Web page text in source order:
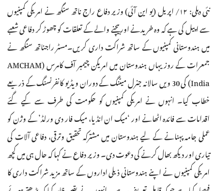
نئی دہلی: ۱۲/ اپریل (یو این آئی) وزیر دفاع راج ناتھ سنگھ نے امریکی کمپنیوں
سے اپیل کی ہے کہ وہ خریدنے اور بیچنے والے کے تعلقات کو چھوڑ کر دفاعی شعبے
میں ہندوستانی کمپنیوں کے ساتھ شراکت داری کریں۔مسٹر راجناتھ سنگھ نے
جمعرات کے روز یہاں ہندوستان میں امریکن چیمبر آف کامرس (AMCHAM
India) کی 30 ویں سالانہ جنرل میٹنگ کے دوران ویڈیو کانفرنسنگ کے ذریعے
خطاب کیا۔ انہوں نے امریکی کمپنیوں کو حکومت کی طرف سے کیے گئے
اقدامات سے فائدہ اٹھانے اور ‘میک ان انڈیا، میک فار دی ورلڈ’ کے وژن کو
عملی جامہ پہنانے کے لیے ہندوستان میں مشترکہ تحقیق وترقی، دفاعی آلات کی
تیاری اور دیکھ بھال کرنے کی دعوت دی۔ وزیر دفاع نے کہا کہ حال ہی میں کچھ
امریکی کمپنیوں نے اپنے ہندوستانی ذیلی اداروں کے ساتھ مزید شراکت داری کا